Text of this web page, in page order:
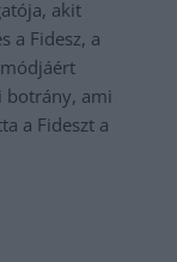
akit
a Fidesz, a
botrány, ami
a Fideszt a